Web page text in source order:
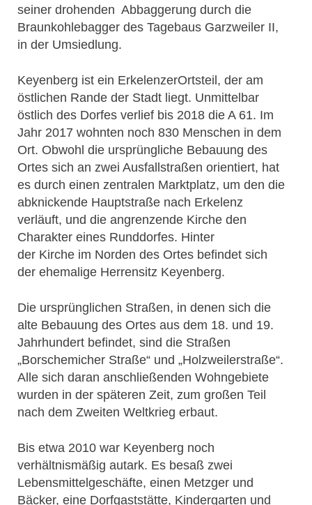
seiner drohenden Abbaggerung durch die
Braunkohlebagger des Tagebaus Garzweiler II,
in der Umsiedlung.
Keyenberg ist ein ErkelenzerOrtsteil, der am
östlichen Rande der Stadt liegt. Unmittelbar
östlich des Dorfes verlief bis 2018 die A 61. Im
Jahr 2017 wohnten noch 830 Menschen in dem
Ort. Obwohl die ursprüngliche Bebauung des
Ortes sich an zwei Ausfallstraßen orientiert, hat
es durch einen zentralen Marktplatz, um den die
abknickende Hauptstraße nach Erkelenz
verläuft, und die angrenzende Kirche den
Charakter eines Runddorfes. Hinter
der Kirche im Norden des Ortes befindet sich
der ehemalige Herrensitz Keyenberg.
Die ursprünglichen Straßen, in denen sich die
alte Bebauung des Ortes aus dem 18. und 19.
Jahrhundert befindet, sind die Straßen
„Borschemicher Straße“ und „Holzweilerstraße“.
Alle sich daran anschließenden Wohngebiete
wurden in der späteren Zeit, zum großen Teil
nach dem Zweiten Weltkrieg erbaut.
Bis etwa 2010 war Keyenberg noch
verhältnismäßig autark. Es besaß zwei
Lebensmittelgeschäfte, einen Metzger und
Bäcker, eine Dorfgaststätte, Kindergarten und